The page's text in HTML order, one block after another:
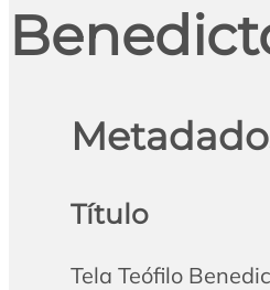
Título
Tela Teófilo